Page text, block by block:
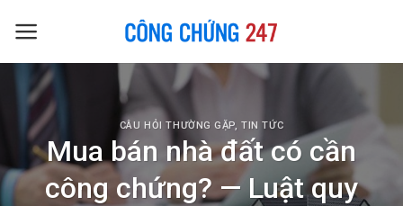
CÂU HỎI THƯỜNG GẶP,TIN TỨC
Mua bán nhà đất có cần
công chứng? — Luật quy